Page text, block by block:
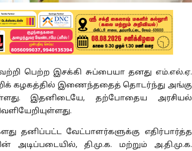
பெற்ற இசக்கி சுப்பையா தனது எம்.எல்.ஏ.
கழகத்தில் இணைந்ததைத் தொடர்ந்து அங்கு
இதனிடையே, தற்போதைய அரசியல்
தனிப்பட்ட வேட்பாளர்களுக்கு எதிர்பார்த்த
தி.மு.க. மற்றும் அ.தி.மு.க.